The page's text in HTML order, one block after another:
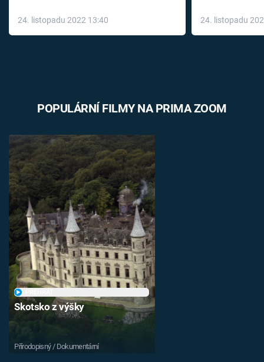
24. listopadu 2022 13:40
léky
24. listopadu
POPULÁRNÍ FILMY NA PRIMA ZOOM
Skotsko z výšky
Přírodopisný / Dokumentární